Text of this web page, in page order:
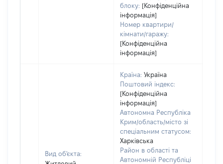
блоку: [Конфіденційна
інформація]
Номер квартири/
кімнати/гаражу:
[Конфіденційна
інформація]
Вид об'єкта:
Країна: Україна
Поштовий індекс:
[Конфіденційна
інформація]
Автономна Республіка
Крим/область/місто зі
спеціальним статусом:
Харківська
Район в області та
Автономній Республіці